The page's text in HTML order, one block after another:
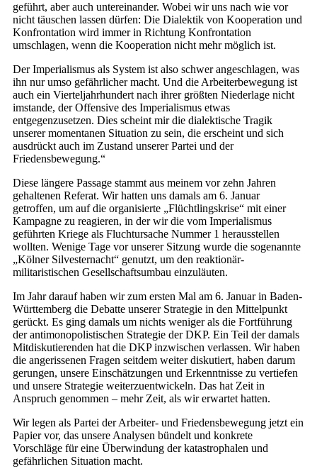
geführt, aber auch untereinander. Wobei wir uns nach wie vor
nicht täuschen lassen dürfen: Die Dialektik von Kooperation und
Konfrontation wird immer in Richtung Konfrontation
umschlagen, wenn die Kooperation nicht mehr möglich ist.
Der Imperialismus als System ist also schwer angeschlagen, was
ihn nur umso gefährlicher macht. Und die Arbeiterbewegung ist
auch ein Vierteljahrhundert nach ihrer größten Niederlage nicht
imstande, der Offensive des Imperialismus etwas
entgegenzusetzen. Dies scheint mir die dialektische Tragik
unserer momentanen Situation zu sein, die erscheint und sich
ausdrückt auch im Zustand unserer Partei und der
Friedensbewegung.“
Diese längere Passage stammt aus meinem vor zehn Jahren
gehaltenen Referat. Wir hatten uns damals am 6. Januar
getroffen, um auf die organisierte „Flüchtlingskrise“ mit einer
Kampagne zu reagieren, in der wir die vom Imperialismus
geführten Kriege als Fluchtursache Nummer 1 herausstellen
wollten. Wenige Tage vor unserer Sitzung wurde die sogenannte
„Kölner Silvesternacht“ genutzt, um den reaktionär-
militaristischen Gesellschaftsumbau einzuläuten.
Im Jahr darauf haben wir zum ersten Mal am 6. Januar in Baden-
Württemberg die Debatte unserer Strategie in den Mittelpunkt
gerückt. Es ging damals um nichts weniger als die Fortführung
der antimonopolistischen Strategie der DKP. Ein Teil der damals
Mitdiskutierenden hat die DKP inzwischen verlassen. Wir haben
die angerissenen Fragen seitdem weiter diskutiert, haben darum
gerungen, unsere Einschätzungen und Erkenntnisse zu vertiefen
und unsere Strategie weiterzuentwickeln. Das hat Zeit in
Anspruch genommen – mehr Zeit, als wir erwartet hatten.
Wir legen als Partei der Arbeiter- und Friedensbewegung jetzt ein
Papier vor, das unsere Analysen bündelt und konkrete
Vorschläge für eine Überwindung der katastrophalen und
gefährlichen Situation macht.